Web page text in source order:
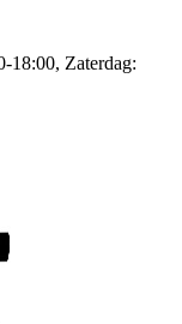
18:00, Zaterdag: